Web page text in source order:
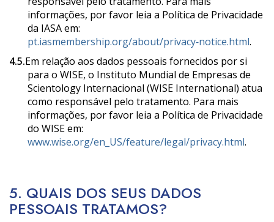
informações, por favor leia a Política de Privacidade
da IASA em:
pt.iasmembership.org/about/privacy‑notice.html.
4.5.Em relação aos dados pessoais fornecidos por si
para o WISE, o Instituto Mundial de Empresas de
Scientology Internacional (WISE International) atua
como responsável pelo tratamento. Para mais
informações, por favor leia a Política de Privacidade
do WISE em:
www.wise.org/en_US/feature/legal/privacy.html.
5. QUAIS DOS SEUS DADOS
PESSOAIS TRATAMOS?